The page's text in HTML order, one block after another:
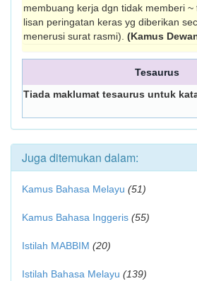
membuang kerja dgn tidak memberi
lisan peringat­an keras yg diberikan
mene­rusi surat rasmi). (Kamus
Tesaurus
Tiada maklumat tesaurus untuk
Juga ditemukan dalam:
Kamus Bahasa Melayu (51)
Kamus Bahasa Inggeris (55)
Istilah MABBIM (20)
Istilah Bahasa Melayu (139)